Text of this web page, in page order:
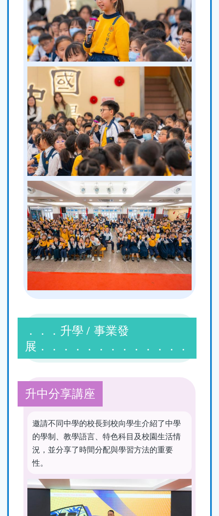
．．．升學 / 事業發
展．．．．．．．．．．．．．
升中分享講座
邀請不同中學的校長到校向學生介紹了中學
的學制、教學語言、特色科目及校園生活情
況，並分享了時間分配與學習方法的重要
性。